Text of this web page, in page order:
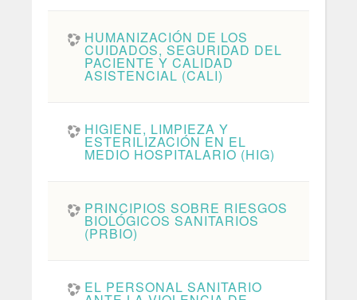
HUMANIZACIÓN DE LOS
CUIDADOS, SEGURIDAD DEL
PACIENTE Y CALIDAD
ASISTENCIAL (CALI)
HIGIENE, LIMPIEZA Y
ESTERILIZACIÓN EN EL
MEDIO HOSPITALARIO (HIG)
PRINCIPIOS SOBRE RIESGOS
BIOLÓGICOS SANITARIOS
(PRBIO)
EL PERSONAL SANITARIO